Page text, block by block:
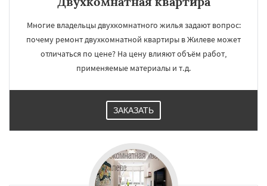
Многие владельцы двухкомнатного жилья задают вопрос:
почему ремонт двухкомнатной квартиры в Жилеве может
отличаться по цене? На цену влияют объём работ,
применяемые материалы и т.д.
ЗАКАЗАТЬ